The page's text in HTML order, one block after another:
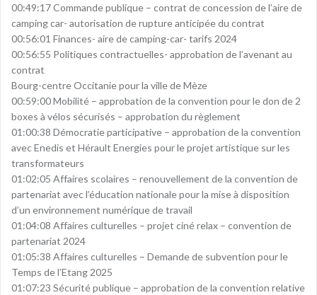
00:49:17 Commande publique – contrat de concession de l’aire de
camping car- autorisation de rupture anticipée du contrat
00:56:01 Finances- aire de camping-car- tarifs 2024
00:56:55 Politiques contractuelles- approbation de l’avenant au
contrat
Bourg-centre Occitanie pour la ville de Mèze
00:59:00 Mobilité – approbation de la convention pour le don de 2
boxes à vélos sécurisés – approbation du règlement
01:00:38 Démocratie participative – approbation de la convention
avec Enedis et Hérault Energies pour le projet artistique sur les
transformateurs
01:02:05 Affaires scolaires – renouvellement de la convention de
partenariat avec l’éducation nationale pour la mise à disposition
d’un environnement numérique de travail
01:04:08 Affaires culturelles – projet ciné relax – convention de
partenariat 2024
01:05:38 Affaires culturelles – Demande de subvention pour le
Temps de l’Etang 2025
01:07:23 Sécurité publique – approbation de la convention relative